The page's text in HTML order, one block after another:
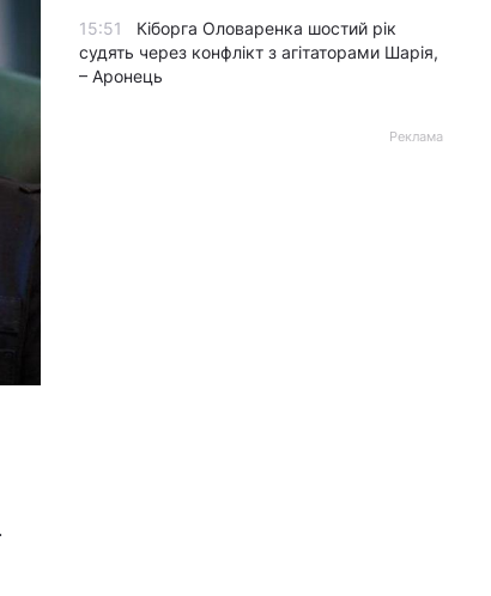
15:51
Кіборга Оловаренка шостий рік
судять через конфлікт з агітаторами Шарія,
– Аронець
Реклама